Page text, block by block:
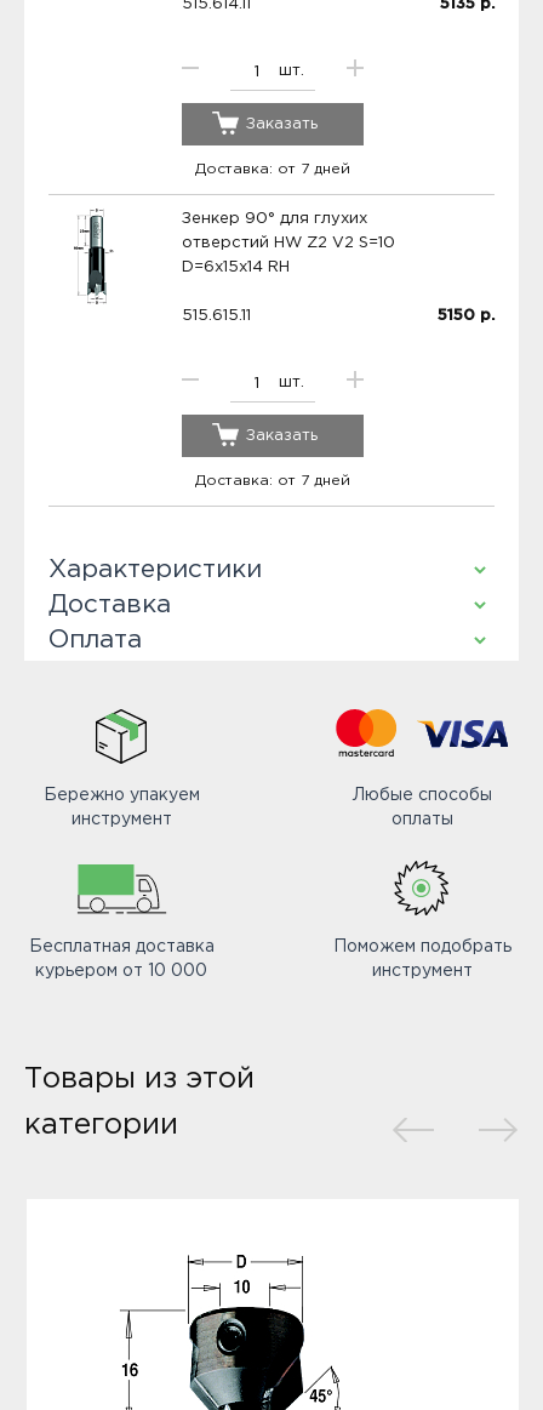
515.614.11
шт.
5135 р.
Заказать
Доставка: от 7 дней
Зенкер 90° для глухих
отверстий HW Z2 V2 S=10
D=6x15x14 RH
515.615.11
шт.
5150 р.
Заказать
Доставка: от 7 дней
Характеристики
Доставка
Оплата
Бережно упакуем
инструмент
Любые способы
оплаты
Бесплатная доставка
курьером от 10 000
Поможем подобрать
инструмент
Товары из этой
категории